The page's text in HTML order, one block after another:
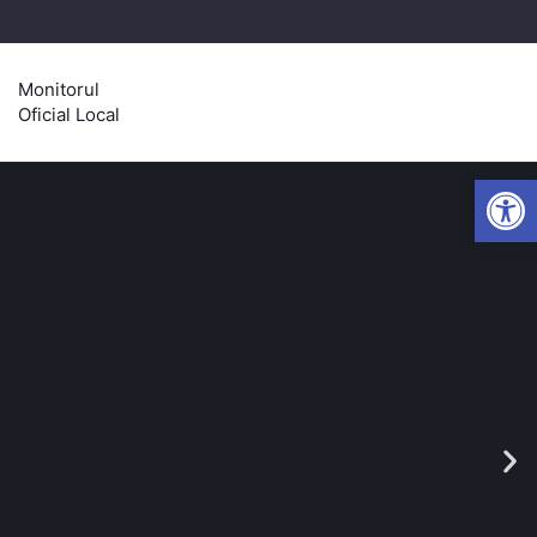
Monitorul
Oficial Local